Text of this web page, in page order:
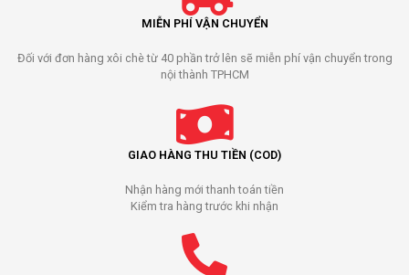
MIỄN PHÍ VẬN CHUYỂN
Đối với đơn hàng xôi chè từ 40 phần trở lên sẽ miễn phí vận chuyển trong
nội thành TPHCM
GIAO HÀNG THU TIỀN (COD)
Nhận hàng mới thanh toán tiền
Kiểm tra hàng trước khi nhận